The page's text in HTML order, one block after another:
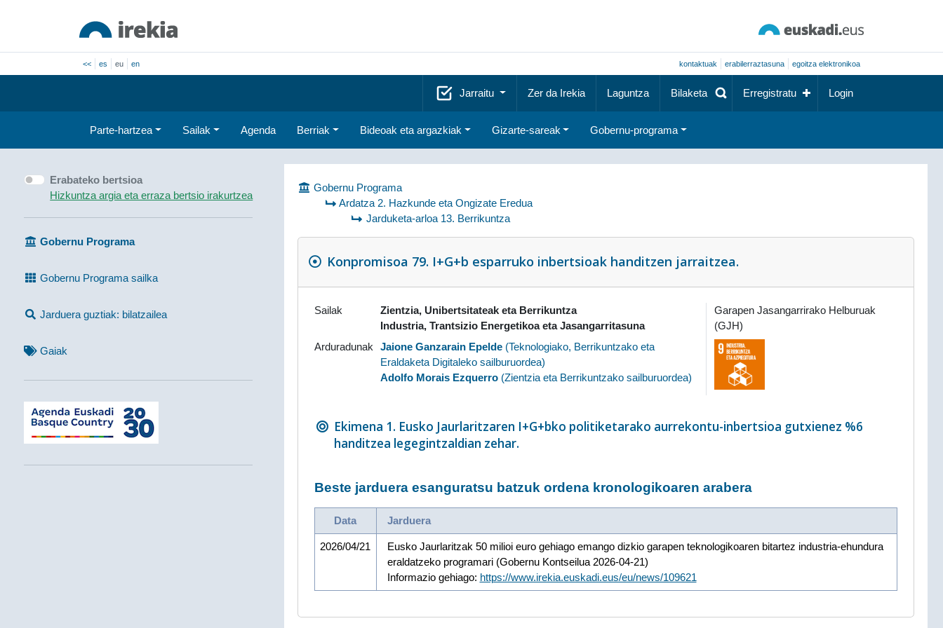
<< es eu en kontaktuak erabilerraztasuna egoitza elektronikoa
Jarraitu Zer da Irekia Laguntza Bilaketa Erregistratu Login
Parte-hartzea Sailak Agenda Berriak Bideoak eta argazkiak Gizarte-sareak Gobernu-programa
Erabateko bertsioa
Hizkuntza argia eta erraza bertsio irakurtzea
Gobernu Programa
Gobernu Programa sailka
Jarduera guztiak: bilatzailea
Gaiak
Gobernu Programa
Ardatza 2. Hazkunde eta Ongizate Eredua
Jarduketa-arloa 13. Berrikuntza
Konpromisoa 79. I+G+b esparruko inbertsioak handitzen jarraitzea.
Sailak
Zientzia, Unibertsitateak eta Berrikuntza
Industria, Trantsizio Energetikoa eta Jasangarritasuna
Arduradunak
Jaione Ganzarain Epelde (Teknologiako, Berrikuntzako eta
Eraldaketa Digitaleko sailburuordea)
Adolfo Morais Ezquerro (Zientzia eta Berrikuntzako sailburuordea)
Garapen Jasangarrirako Helburuak
(GJH)
Ekimena 1. Eusko Jaurlaritzaren I+G+bko politiketarako aurrekontu-inbertsioa gutxienez %6
handitzea legegintzaldian zehar.
Beste jarduera esanguratsu batzuk ordena kronologikoaren arabera
Data Jarduera
2026/04/21
Eusko Jaurlaritzak 50 milioi euro gehiago emango dizkio garapen teknologikoaren bitartez industria-ehundura
eraldatzeko programari (Gobernu Kontseilua 2026-04-21)
Informazio gehiago: https://www.irekia.euskadi.eus/eu/news/109621